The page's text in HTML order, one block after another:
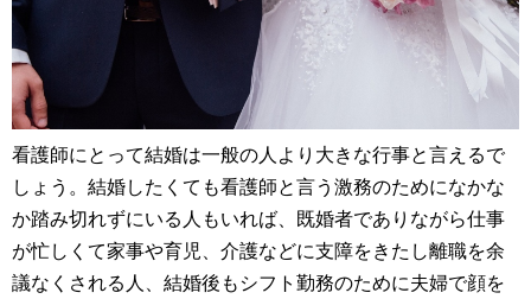
看護師にとって結婚は一般の人より大きな行事と言えるで
しょう。結婚したくても看護師と言う激務のためになかな
か踏み切れずにいる人もいれば、既婚者でありながら仕事
が忙しくて家事や育児、介護などに支障をきたし離職を余
議なくされる人、結婚後もシフト勤務のために夫婦で顔を